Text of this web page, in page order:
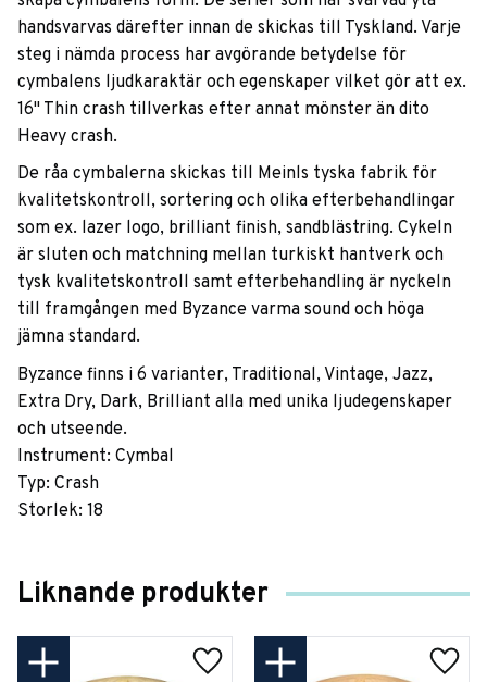
handsvarvas därefter innan de skickas till Tyskland. Varje
steg i nämda process har avgörande betydelse för
cymbalens ljudkaraktär och egenskaper vilket gör att ex.
16" Thin crash tillverkas efter annat mönster än dito
Heavy crash.
De råa cymbalerna skickas till Meinls tyska fabrik för
kvalitetskontroll, sortering och olika efterbehandlingar
som ex. lazer logo, brilliant finish, sandblästring. Cykeln
är sluten och matchning mellan turkiskt hantverk och
tysk kvalitetskontroll samt efterbehandling är nyckeln
till framgången med Byzance varma sound och höga
jämna standard.
Byzance finns i 6 varianter, Traditional, Vintage, Jazz,
Extra Dry, Dark, Brilliant alla med unika ljudegenskaper
och utseende.
Instrument: Cymbal
Typ: Crash
Storlek: 18
Liknande produkter